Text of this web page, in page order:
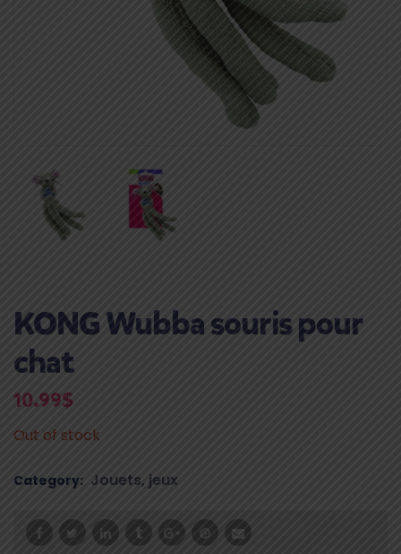
KONG Wubba souris pour
chat
10.99$
Out of stock
Category: Jouets, jeux